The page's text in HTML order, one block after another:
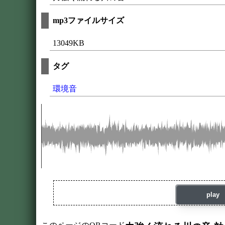
mp3ファイルサイズ
13049KB
タグ
環境音
play